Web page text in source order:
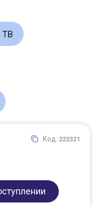
TB
Код: 222321